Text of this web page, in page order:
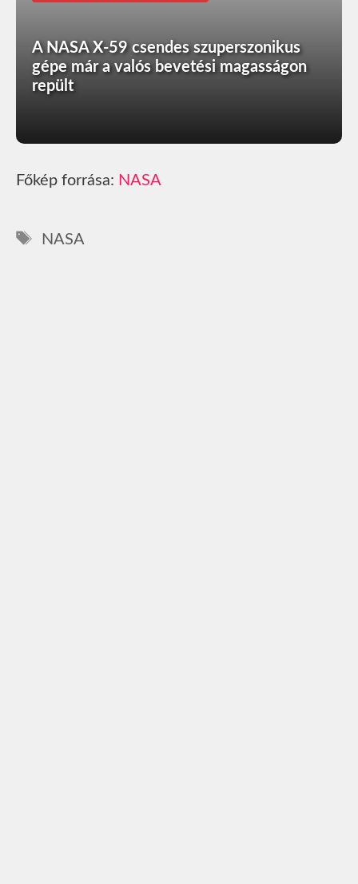
A NASA X-59 csendes szuperszonikus
gépe már a valós bevetési magasságon
repült
Főkép forrása: NASA
Címkék
NASA